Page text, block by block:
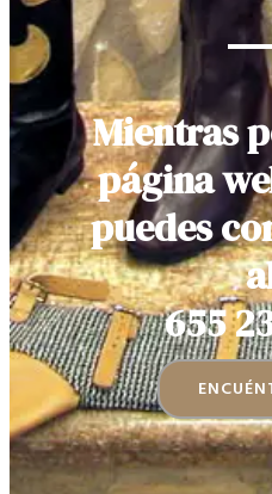
Mientras
página
puedes
655